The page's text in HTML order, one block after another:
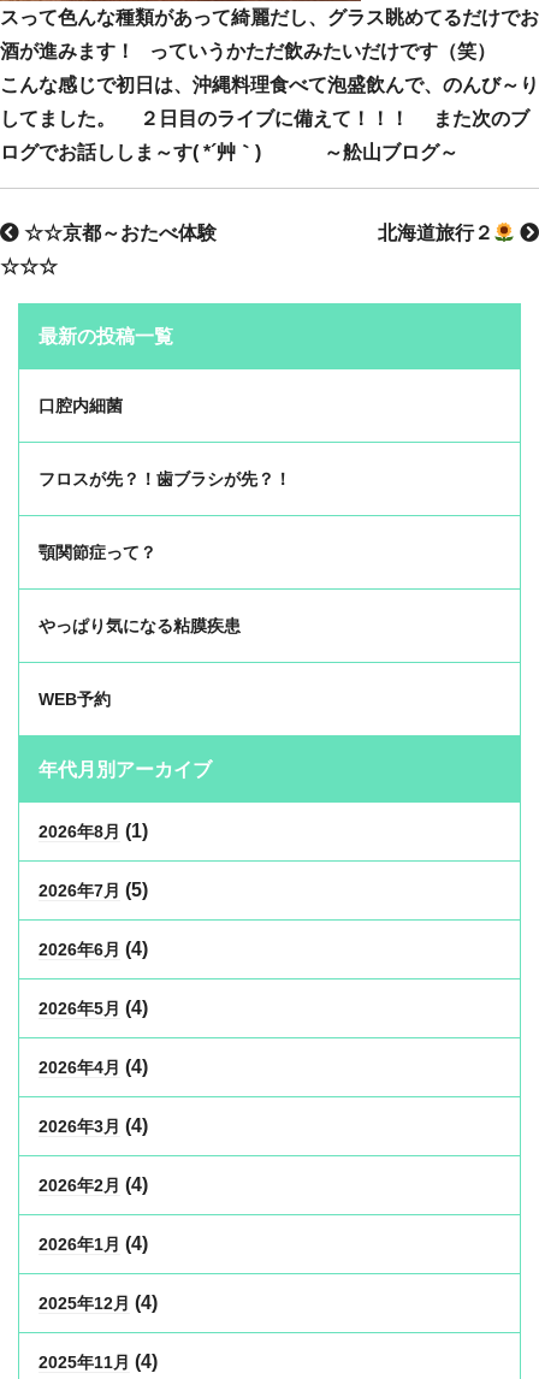
スって色んな種類があって綺麗だし、グラス眺めてるだけでお
酒が進みます！ っていうかただ飲みたいだけです（笑）
こんな感じで初日は、沖縄料理食べて泡盛飲んで、のんび～り
してました。 ２日目のライブに備えて！！！ また次のブ
ログでお話ししま～す( *´艸｀) ～舩山ブログ～
北海道旅行２
☆☆京都～おたべ体験
☆☆☆
最新の投稿一覧
口腔内細菌
フロスが先？！歯ブラシが先？！
顎関節症って？
やっぱり気になる粘膜疾患
WEB予約
年代月別アーカイブ
2026年8月 (1)
2026年7月 (5)
2026年6月 (4)
2026年5月 (4)
2026年4月 (4)
2026年3月 (4)
2026年2月 (4)
2026年1月 (4)
2025年12月 (4)
2025年11月 (4)